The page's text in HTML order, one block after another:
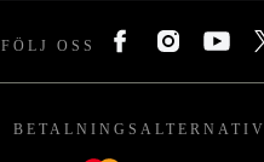
FÖLJ OSS
BETALNINGSALTERNATIV